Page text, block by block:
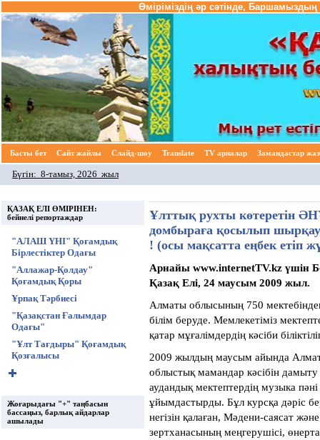
Өміріміздің әр сәтінде,
Басты бет Cайт жайлы Слайд-шоу Translate TV арналар Замандастар
Бүгін: 8-тамыз, 2026 жыл
ҚАЗАҚ ЕЛІ ӨМІРІНЕН:
бейнелі репортаждар
"АЛАШ ҮНІ" Қоғамдық
Бірлестіктер Одағы
"Аллажар-Қолдау"
Қоғамдық Қоры
Ұрпақ Тәрбиесі
"Қазақстан Ғалымдар
Одағы"
"Ұлт Тағдыры" Қоғамдық
Қозғалысы
Жоғарыдағы "+" таңбасын
бассаңыз, барлық айдарлар
ашылады
Ұлттық рухты көтеретін
домбыраға қосылып
! (осы мақсатта еңбек етіп
Арнайы www.internetTV.kz үшін
Қазақ Елі, 24 маусым 2009 жыл.
Алматы облысының 750
білім беруде. Мемлекетіміз
қатар мұғалімдердің кәсіби
2009 жылдың маусым айында
облыстық мамандар кәсібін
аудандық мектептердің музыка
ұйымдастырды. Бұл курсқа дәріс
негізін қалаған, Мәдени-саясат
зертханасының меңгерушісі,